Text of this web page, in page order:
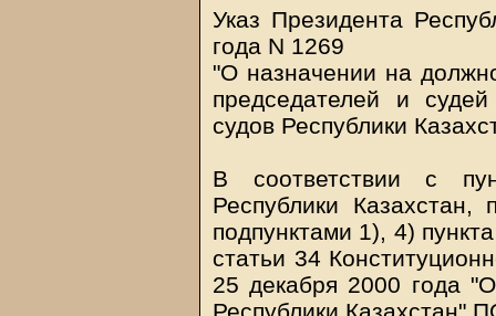
Указ Президента
года N 1269
"О назначении на
председателей и
судов Республики
В соответствии с
Республики
подпунктами 1), 4)
статьи 34
25 декабря 2000 года